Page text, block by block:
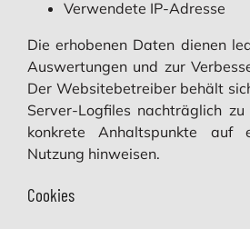
Verwendete IP-Adresse
Die erhobenen Daten dienen
Auswertungen und zur
Der Websitebetreiber behält
Server-Logfiles nachträglich
konkrete Anhaltspunkte auf
Nutzung hinweisen.
Cookies